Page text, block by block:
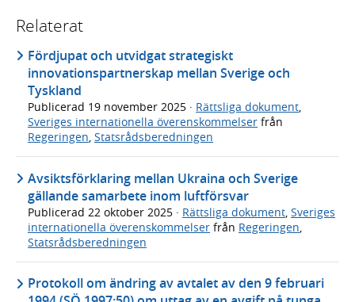
Relaterat
Fördjupat och utvidgat strategiskt
innovationspartnerskap mellan Sverige och
Tyskland
Publicerad 19 november 2025 · Rättsliga dokument,
Sveriges internationella överenskommelser från
Regeringen, Statsrådsberedningen
Avsiktsförklaring mellan Ukraina och Sverige
gällande samarbete inom luftförsvar
Publicerad 22 oktober 2025 · Rättsliga dokument Sveriges
internationella överenskommelser från Regeringen
Statsrådsberedningen
Protokoll om ändring av avtalet av den 9 februari